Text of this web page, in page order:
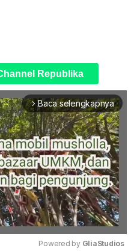
Republika
arrow_forward_ios Baca selengkapnya
Powered by GliaStudios